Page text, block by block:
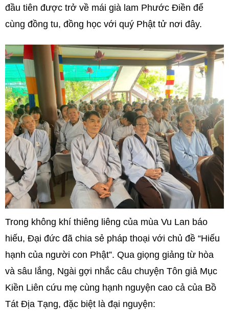
đầu tiên được trở về mái già lam Phước Điền để
cùng đồng tu, đồng học với quý Phật tử nơi đây.
Trong không khí thiêng liêng của mùa Vu Lan báo
hiếu, Đại đức đã chia sẻ pháp thoại với chủ đề “Hiếu
hạnh của người con Phật”. Qua giọng giảng từ hòa
và sâu lắng, Ngài gợi nhắc câu chuyện Tôn giả Mục
Kiền Liên cứu mẹ cùng hạnh nguyện cao cả của Bồ
Tát Địa Tạng, đặc biệt là đại nguyện: